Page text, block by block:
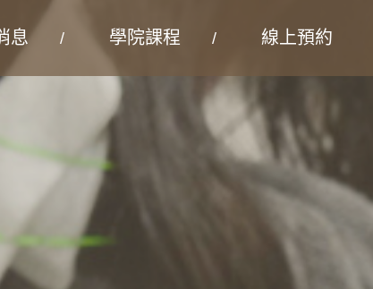
息 學院課程 線上預約